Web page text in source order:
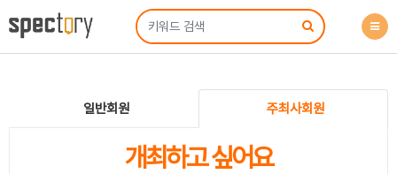
일반회원 주최사회원
개최하고 싶어요